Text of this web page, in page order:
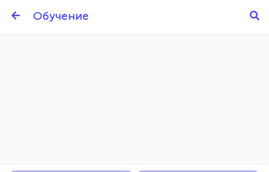
Обучение